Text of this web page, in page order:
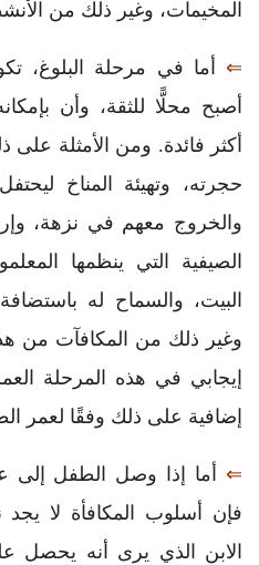
المخيمات، وغير ذلك من
⇐ أما في مرحلة البلوغ،
أصبح محلًّا للثقة، وأن
أكثر فائدة. ومن الأمثلة على
حجرته، وتهيئة المناخ
والخروج معهم في نزهة،
الصيفية التي ينظمها
البيت، والسماح له
وغير ذلك من المكافآت من هذا
إيجابي في هذه المرحلة
إضافية على ذلك وفقًا لعمر
⇐ أما إذا وصل الطفل إلى
فإن أسلوب المكافأة لا
الابن الذي يرى أنه يحصل